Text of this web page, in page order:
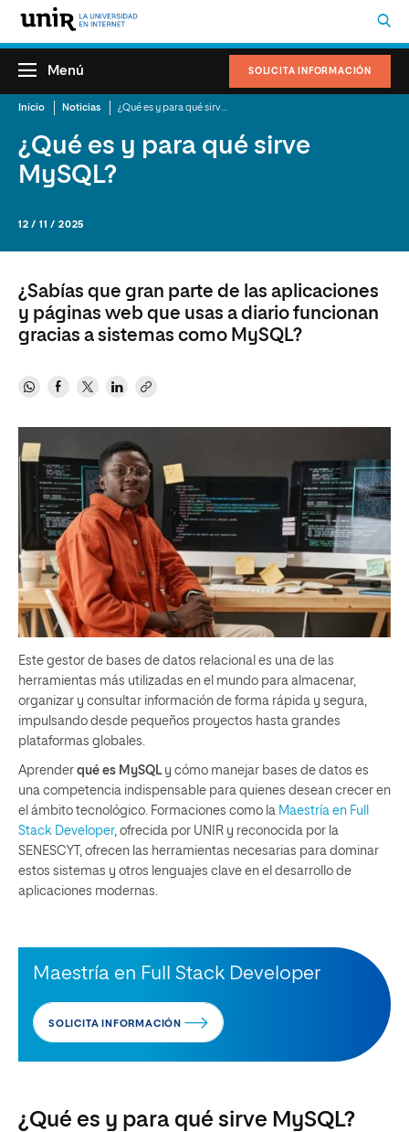
SOLICITA INFORMACIÓN
Menú
Inicio Noticias
¿Qué es y para qué sirve
MySQL?
12 / 11 / 2025
¿Sabías que gran parte de las aplicaciones
y páginas web que usas a diario funcionan
gracias a sistemas como MySQL?
Este gestor de bases de datos relacional es una de las
herramientas más utilizadas en el mundo para almacenar,
organizar y consultar información de forma rápida y segura,
impulsando desde pequeños proyectos hasta grandes
plataformas globales.
Aprender qué es MySQL y cómo manejar bases de datos es
una competencia indispensable para quienes desean crecer en
el ámbito tecnológico. Formaciones como la Maestría en Full
Stack Developer, ofrecida por UNIR y reconocida por la
SENESCYT, ofrecen las herramientas necesarias para dominar
estos sistemas y otros lenguajes clave en el desarrollo de
aplicaciones modernas.
Maestría en Full Stack Developer
SOLICITA INFORMACIÓN
¿Qué es y para qué sirve MySQL?